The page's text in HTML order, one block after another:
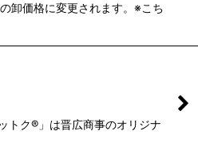
卸価格に変更されます。※こち
トク®」は晋広商事のオリジナ